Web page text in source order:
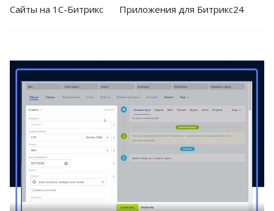
Cайты на 1С-Битрикс Приложения для Битрикс24
Смотреть проект